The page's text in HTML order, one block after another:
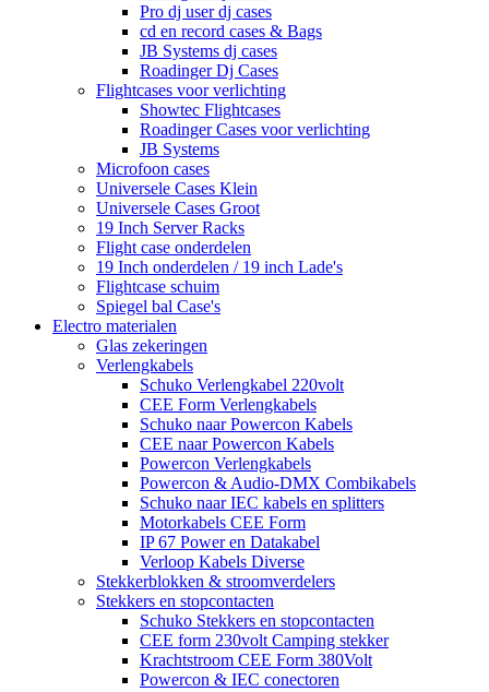
Pro dj user dj cases
cd en record cases & Bags
JB Systems dj cases
Roadinger Dj Cases
Flightcases voor verlichting
Showtec Flightcases
Roadinger Cases voor verlichting
JB Systems
Microfoon cases
Universele Cases Klein
Universele Cases Groot
19 Inch Server Racks
Flight case onderdelen
19 Inch onderdelen / 19 inch Lade's
Flightcase schuim
Spiegel bal Case's
Electro materialen
Glas zekeringen
Verlengkabels
Schuko Verlengkabel 220volt
CEE Form Verlengkabels
Schuko naar Powercon Kabels
CEE naar Powercon Kabels
Powercon Verlengkabels
Powercon & Audio-DMX Combikabels
Schuko naar IEC kabels en splitters
Motorkabels CEE Form
IP 67 Power en Datakabel
Verloop Kabels Diverse
Stekkerblokken & stroomverdelers
Stekkers en stopcontacten
Schuko Stekkers en stopcontacten
CEE form 230volt Camping stekker
Krachtstroom CEE Form 380Volt
Powercon & IEC conectoren